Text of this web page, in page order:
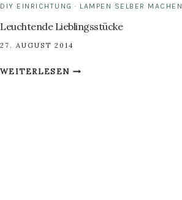
DIY EINRICHTUNG · LAMPEN SELBER MACHEN
Leuchtende Lieblingsstücke
27. AUGUST 2014
WEITERLESENLEUCHTENDE